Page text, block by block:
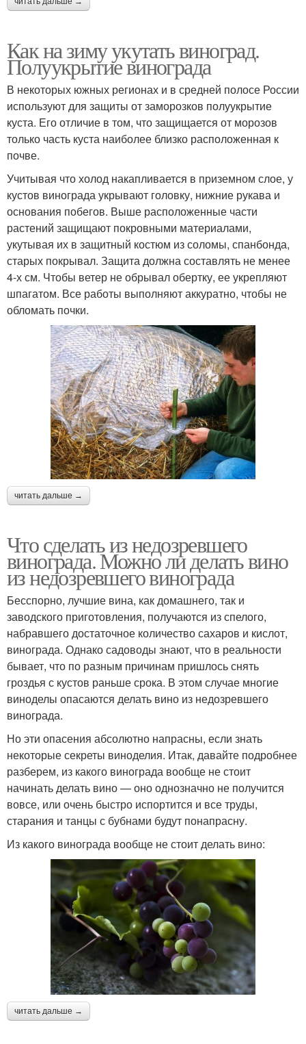
Как на зиму укутать виноград.
Полуукрытие винограда
В некоторых южных регионах и в средней полосе России
используют для защиты от заморозков полуукрытие
куста. Его отличие в том, что защищается от морозов
только часть куста наиболее близко расположенная к
почве.
Учитывая что холод накапливается в приземном слое, у
кустов винограда укрывают головку, нижние рукава и
основания побегов. Выше расположенные части
растений защищают покровными материалами,
укутывая их в защитный костюм из соломы, спанбонда,
старых покрывал. Защита должна составлять не менее
4-х см. Чтобы ветер не обрывал обертку, ее укрепляют
шпагатом. Все работы выполняют аккуратно, чтобы не
обломать почки.
читать дальше →
Что сделать из недозревшего
винограда. Можно ли делать вино
из недозревшего винограда
Бесспорно, лучшие вина, как домашнего, так и
заводского приготовления, получаются из спелого,
набравшего достаточное количество сахаров и кислот,
винограда. Однако садоводы знают, что в реальности
бывает, что по разным причинам пришлось снять
гроздья с кустов раньше срока. В этом случае многие
виноделы опасаются делать вино из недозревшего
винограда.
Но эти опасения абсолютно напрасны, если знать
некоторые секреты виноделия. Итак, давайте подробнее
разберем, из какого винограда вообще не стоит
начинать делать вино — оно однозначно не получится
вовсе, или очень быстро испортится и все труды,
старания и танцы с бубнами будут понапрасну.
Из какого винограда вообще не стоит делать вино:
читать дальше →